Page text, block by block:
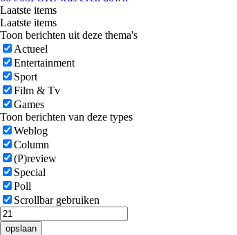
Laatste items
Laatste items
Toon berichten uit deze thema's
Actueel
Entertainment
Sport
Film & Tv
Games
Toon berichten van deze types
Weblog
Column
(P)review
Special
Poll
Scrollbar gebruiken
opslaan